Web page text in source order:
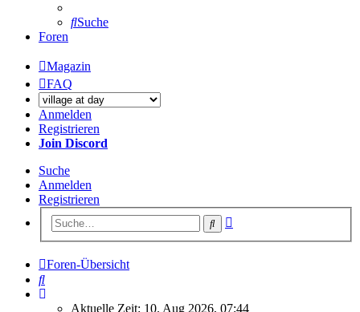
Suche
Foren
Magazin
FAQ
Anmelden
Registrieren
Join Discord
Suche
Anmelden
Registrieren
Suche
Foren-Übersicht
Suche
Aktuelle Zeit: 10. Aug 2026, 07:44